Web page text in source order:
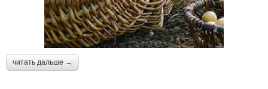
читать дальше →